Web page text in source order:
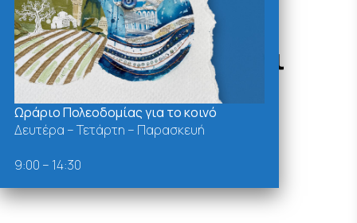
Δράσεις - Χρήσιμοι
Σύνδεσμοι
Ωράριο Πολεοδομίας για το κοινό
Δευτέρα – Τετάρτη – Παρασκευή
9:00 – 14:30